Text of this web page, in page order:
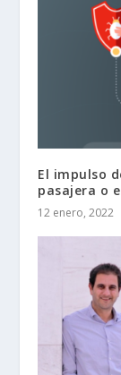
El impulso
pasajera o
12 enero, 2022